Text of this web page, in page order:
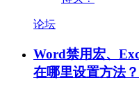
论坛
Word禁用宏、
在哪里设置方法？